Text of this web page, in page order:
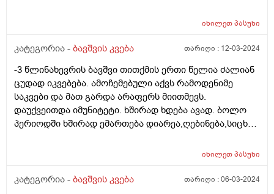
პედიატრთან,მაგრამ ვერ მითხრა რა სჭირდა იმიტომ
და არც სხვა რამ.მერე მე მოვიძიე და ვნახე Behavioral
ემთხვევა.
იხილეთპასუხი
კატეგორია - ბავშვის კვება თარიღი : 12-03-2024
-3 წლინახევრის ბავშვი თითქმის ერთი წელია ძალიან
ცუდად იკვებება. ამოჩემებული აქვს რამოდენიმე
საკვები და მათ გარდა არაფერს მიითმევს.
დაუქვეითდა იმუნიტეტი. ხშირად ხდება ავად. ბოლო
პერიოდში ხშირად ემართება დიარეა,ღებინება,სიცხე.
დასუსტებულია. გავუკეთე პარაზიტებზე კვლევა,არ
იხილეთპასუხი
კატეგორია - ბავშვის კვება თარიღი :06-03-2024